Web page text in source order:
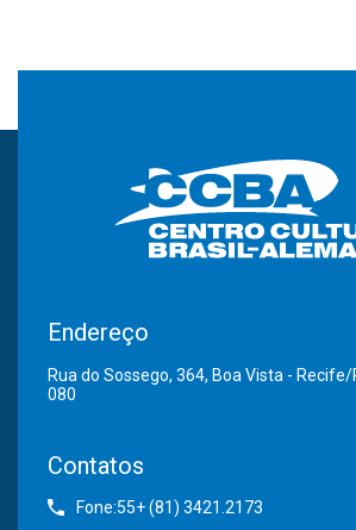
Endereço
Rua do Sossego, 364, Boa Vista - Recife/
080
Contatos
Fone:55+ (81) 3421.2173